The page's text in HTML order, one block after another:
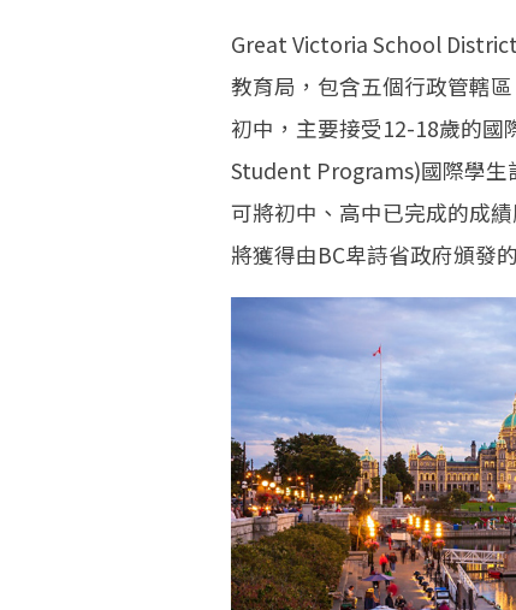
Great Victoria School
教育局，包含五個行政管轄
初中，主要接受12-18歲的
Student Programs)國際學生
可將初中、高中已完成的成
將獲得由BC卑詩省政府頒發